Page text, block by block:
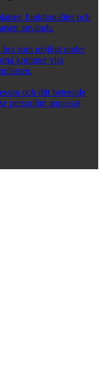
funktionalitet och
används.
bra som möjligt under
kommer viss
och ditt beteende
personligt anpassat